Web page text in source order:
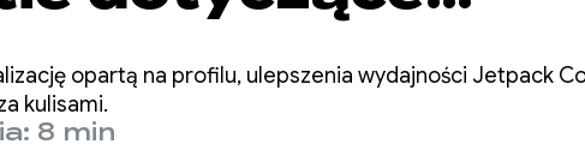
opartą na profilu, ulepszenia wydajności Jetpack
kulisami.
8 min